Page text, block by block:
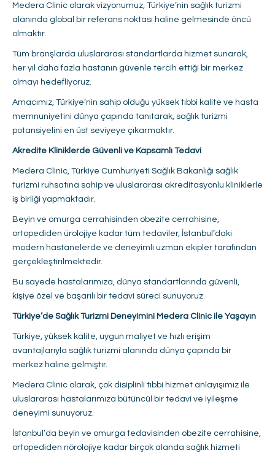
Medera Clinic olarak vizyonumuz, Türkiye’nin sağlık turizmi
alanında global bir referans noktası haline gelmesinde öncü
olmaktır.
Tüm branşlarda uluslararası standartlarda hizmet sunarak,
her yıl daha fazla hastanın güvenle tercih ettiği bir merkez
olmayı hedefliyoruz.
Amacımız, Türkiye’nin sahip olduğu yüksek tıbbi kalite ve hasta
memnuniyetini dünya çapında tanıtarak, sağlık turizmi
potansiyelini en üst seviyeye çıkarmaktır.
Akredite Kliniklerde Güvenli ve Kapsamlı Tedavi
Medera Clinic, Türkiye Cumhuriyeti Sağlık Bakanlığı sağlık
turizmi ruhsatına sahip ve uluslararası akreditasyonlu kliniklerle
iş birliği yapmaktadır.
Beyin ve omurga cerrahisinden obezite cerrahisine,
ortopediden ürolojiye kadar tüm tedaviler, İstanbul’daki
modern hastanelerde ve deneyimli uzman ekipler tarafından
gerçekleştirilmektedir.
Bu sayede hastalarımıza, dünya standartlarında güvenli,
kişiye özel ve başarılı bir tedavi süreci sunuyoruz.
Türkiye’de Sağlık Turizmi Deneyimini Medera Clinic ile Yaşayın
Türkiye, yüksek kalite, uygun maliyet ve hızlı erişim
avantajlarıyla sağlık turizmi alanında dünya çapında bir
merkez haline gelmiştir.
Medera Clinic olarak, çok disiplinli tıbbi hizmet anlayışımız ile
uluslararası hastalarımıza bütüncül bir tedavi ve iyileşme
deneyimi sunuyoruz.
İstanbul’da beyin ve omurga tedavisinden obezite cerrahisine,
ortopediden nörolojiye kadar birçok alanda sağlık hizmeti